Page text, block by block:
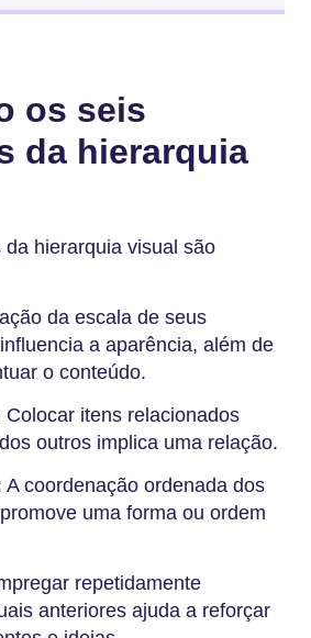
os seis
da hierarquia
hierarquia visual são
da escala de seus
a aparência, além de
o conteúdo.
Colocar itens relacionados
outros implica uma relação.
A coordenação ordenada dos
uma forma ou ordem
repetidamente
anteriores ajuda a reforçar